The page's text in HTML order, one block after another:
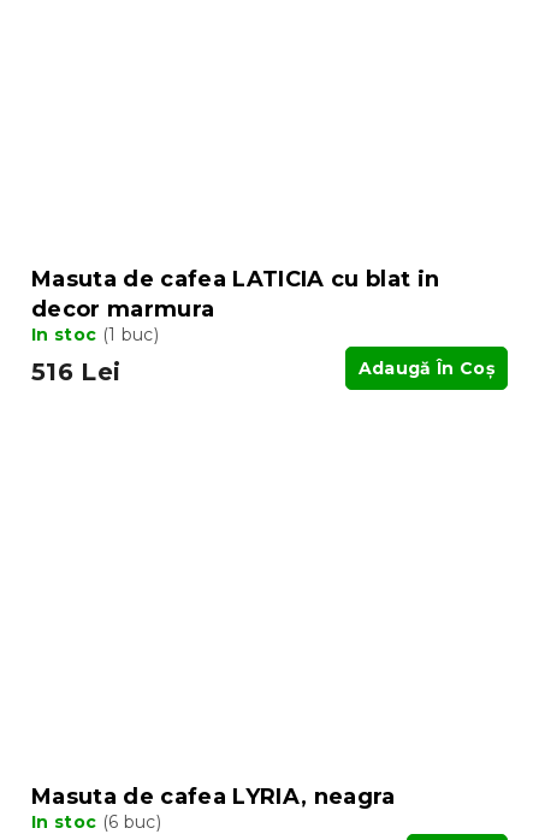
Masuta de cafea LATICIA cu blat in
decor marmura
In stoc (1 buc)
516 Lei Adaugă În Coş
Masuta de cafea LYRIA, neagra
In stoc (6 buc)